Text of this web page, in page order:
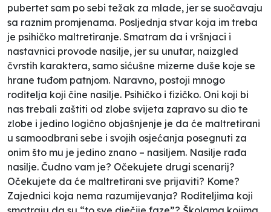
pubertet sam po sebi težak za mlade, jer se suočavaju
sa raznim promjenama. Posljednja stvar koja im treba
je psihičko maltretiranje. Smatram da i vršnjaci i
nastavnici provode nasilje, jer su unutar, naizgled
čvrstih karaktera, samo sićušne mizerne duše koje se
hrane tuđom patnjom. Naravno, postoji mnogo
roditelja koji čine nasilje. Psihičko i fizičko. Oni koji bi
nas trebali zaštiti od zlobe svijeta zapravo su dio te
zlobe i jedino logično objašnjenje je da će maltretirani
u samoodbrani sebe i svojih osjećanja posegnuti za
onim što mu je jedino znano – nasiljem. Nasilje rađa
nasilje. Čudno vam je? Očekujete drugi scenarij?
Očekujete da će maltretirani sve prijaviti? Kome?
Zajednici koja nema razumijevanja? Roditeljima koji